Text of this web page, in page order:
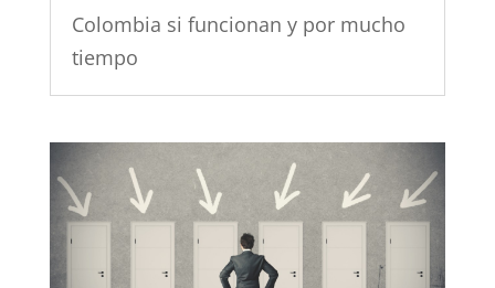
Colombia si funcionan y por mucho
tiempo